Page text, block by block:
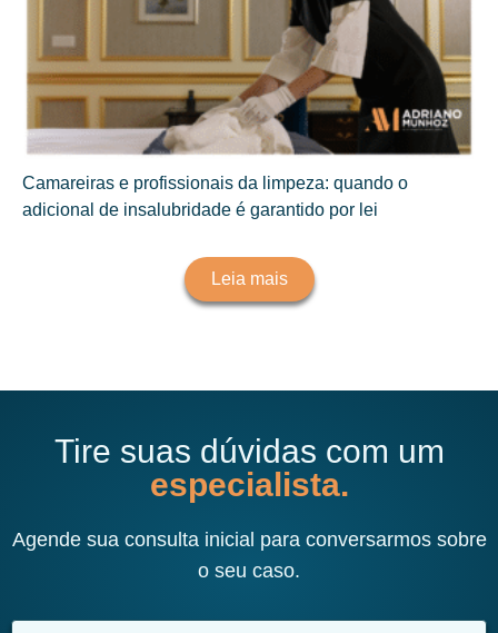
Camareiras e profissionais da limpeza: quando o
adicional de insalubridade é garantido por lei
Leia mais
Tire suas dúvidas com um
especialista.
Agende sua consulta inicial para conversarmos sobre
o seu caso.